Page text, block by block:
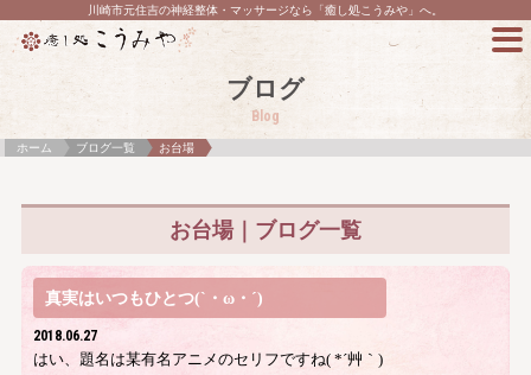
川崎市元住吉の神経整体・マッサージなら「癒し処こうみや」へ。
ブログ
Blog
ホーム ブログ一覧 お台場
お台場｜ブログ一覧
真実はいつもひとつ(`・ω・´)
2018.06.27
はい、題名は某有名アニメのセリフですね( *´艸｀)